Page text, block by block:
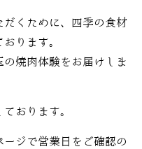
くために、四季の食材
ります。
焼肉体験をお届けしま
おります。
ジで営業日をご確認の